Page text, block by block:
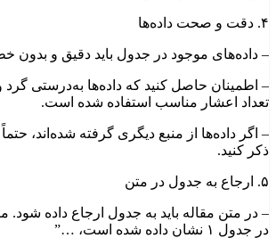
۴. دقت و صحت داده‌ها
– داده‌های موجود در جدول باید دقیق و بدون
– اطمینان حاصل کنید که داده‌ها به‌درستی گرد و
تعداد اعشار مناسب استفاده شده است.
– اگر داده‌ها از منبع دیگری گرفته شده‌اند،
ذکر کنید.
۵. ارجاع به جدول در متن
– در متن مقاله باید به جدول ارجاع داده شود.
در جدول ۱ نشان داده شده است، …”